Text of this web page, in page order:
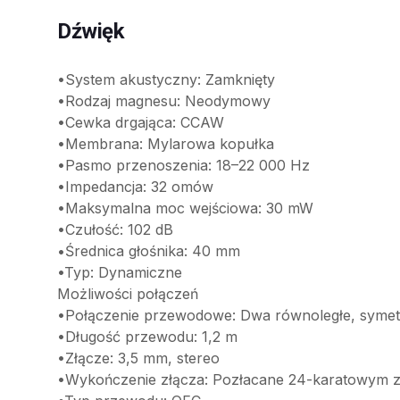
Dźwięk
•System akustyczny: Zamknięty
•Rodzaj magnesu: Neodymowy
•Cewka drgająca: CCAW
•Membrana: Mylarowa kopułka
•Pasmo przenoszenia: 18–22 000 Hz
•Impedancja: 32 omów
•Maksymalna moc wejściowa: 30 mW
•Czułość: 102 dB
•Średnica głośnika: 40 mm
•Typ: Dynamiczne
Możliwości połączeń
•Połączenie przewodowe: Dwa równoległe,
•Długość przewodu: 1,2 m
•Złącze: 3,5 mm, stereo
•Wykończenie złącza: Pozłacane 24-karatowym